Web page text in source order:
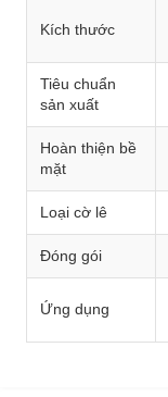
Kích thước
Tiêu chuẩn
sản xuất
Hoàn thiện bề
mặt
Loại cờ lê
Đóng gói
Ứng dụng